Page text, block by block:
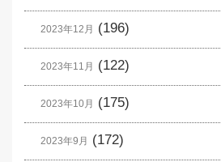
2023年12月 (196)
2023年11月 (122)
2023年10月 (175)
2023年9月 (172)